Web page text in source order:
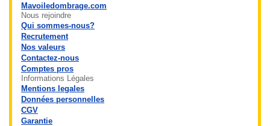
Mavoiledombrage.com
Nous rejoindre
Qui sommes-nous?
Recrutement
Nos valeurs
Contactez-nous
Comptes pros
Informations Légales
Mentions legales
Données personnelles
CGV
Garantie